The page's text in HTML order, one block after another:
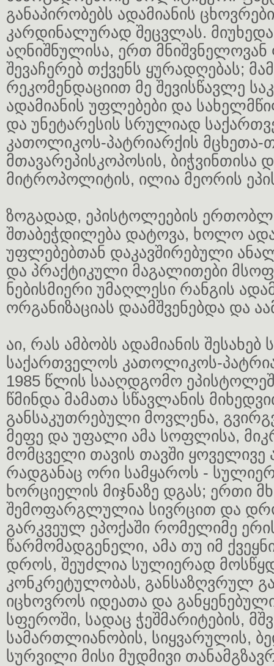
განაპირობებს ადამიანის
კარდინალურად შეცვლას.
აღნიშნულისა, ერთ მნიშვნელოვან
შევაჩერებ თქვენს ყურადღებას;
რეკომენდაციით მე შევისწავლე
ადამიანის უფლებები და
და უნეტარესის სრულიად
კათოლიკოს-პატრიარქის მცხეთა-
მთავარეპისკოპოსის, ბიჭვინთისა
მიტროპოლიტის, ილია მეორის
ზოგადად, ეპისტოლეების
შთაბეჭდილება დატოვა, ხოლო
უფლებებთან დაკავშირებული
და პრაქტიკული მაგალითები
ნებისმიერი უმაღლესი რანგის
ორგანიზაციას დაამშვენებდა და
აი, რას ამბობს ადამიანის
საქართველოს კათოლიკოს-
1985 წლის სააღდგომო
წმინდა მამათა სწავლანის
განსაკუთრებული მოვლენა,
მეფე და უფალი ამა სოფლისა,
მომცველი თავის თავში ყოველივე
რადგანაც ორი სამყაროს -
ხორციელის მიჯნაზე დგას; ერთი
შემოფარგლულია სივრცით და
გარკვეულ ეპოქაში რომელიმე
წარმომადგენელი, ამა თუ იმ
დროს, შეუძლია სულიერად
კონკრეტულობას, განსაზღვრულ
იცხოვროს იდეათა და
სფეროში, სადაც ჭეშმარიტების,
სამართლიანობის, სიყვარულის,
სურვილი მისი მუდმივი